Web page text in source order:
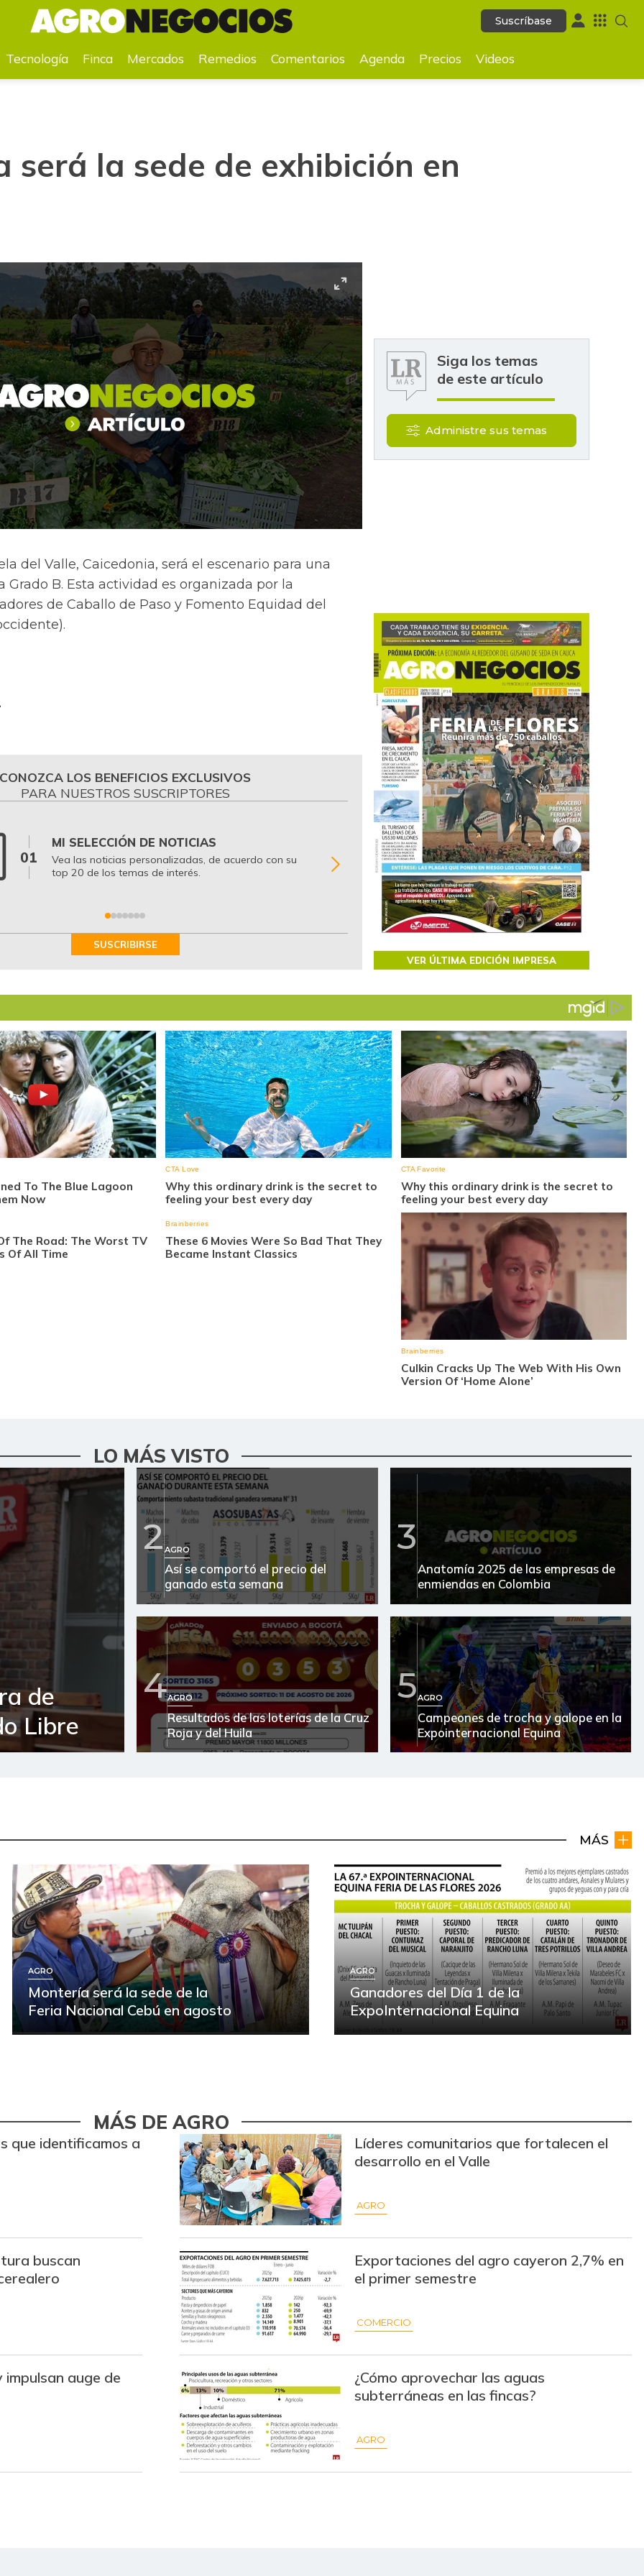
Suscríbase
Suscríbase
Tecnología Finca Mercados Remedios Comentarios Agenda Precios Videos
será la sede de exhibición en
del Valle, Caicedonia, será el escenario para una
Grado B. Esta actividad es organizada por la
de Caballo de Paso y Fomento Equidad del
CONOZCA LOS BENEFICIOS EXCLUSIVOS
PARA NUESTROS SUSCRIPTORES
01
MI SELECCIÓN DE NOTICIAS
Vea las noticias personalizadas, de acuerdo con su
top 20 de los temas de interés.
02
BITÁCORA EMPRESARIAL 10.000 LR
Recopilación clasificada por sectores
regiones del comportamiento general y
de las 10.000 primeras empresas en ventas
Colombia.
SUSCRIBIRSE
Siga los temas
de este artículo
Administre sus temas
VER ÚLTIMA EDICIÓN IMPRESA
LO MÁS VISTO
de
Libre
2AGRO
Así se comportó el precio del
ganado esta semana
3
Anatomía 2025 de las empresas de
enmiendas en Colombia
4AGRO
Resultados de las loterías de la Cruz
Roja y del Huila
5AGRO
Campeones de trocha y galope en la
Expointernacional Equina
MÁS
AGRO
Montería será la sede de la
Feria Nacional Cebú en agosto
AGRO
Ganadores del Día 1 de la
ExpoInternacional Equina
MÁS DE AGRO
que identificamos a
Líderes comunitarios que fortalecen el
desarrollo en el Valle
AGRO
buscan
Exportaciones del agro cayeron 2,7% en
el primer semestre
COMERCIO
auge de
¿Cómo aprovechar las aguas
subterráneas en las fincas?
AGRO